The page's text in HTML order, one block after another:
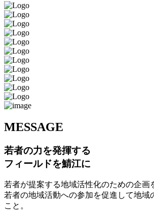
MESSAGE
若者の力を発揮する
フィールドを鯖江に
若者が提案する地域活性化のための企画
若者の地域活動への参加を促進して地域
こと。